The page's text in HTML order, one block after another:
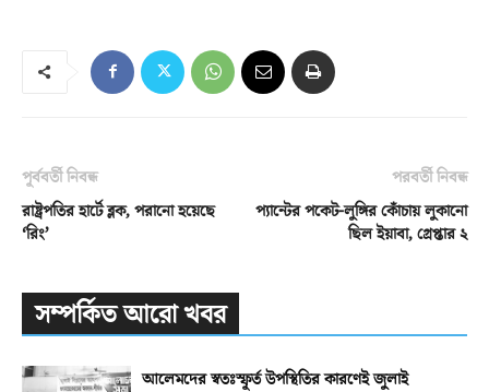
পূর্ববর্তী নিবন্ধ
রাষ্ট্রপতির হার্টে ব্লক, পরানো হয়েছে
‘রিং’
পরবর্তী নিবন্ধ
প্যান্টের পকেট-লুঙ্গির কোঁচায় লুকানো
ছিল ইয়াবা, গ্রেপ্তার ২
সম্পর্কিত আরো খবর
আলেমদের স্বতঃস্ফূর্ত উপস্থিতির কারণেই জুলাই